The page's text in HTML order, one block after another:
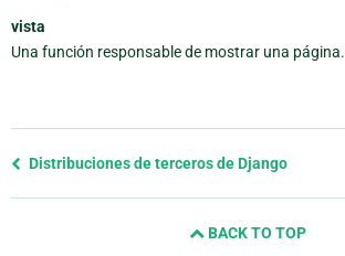
vista
Una función responsable de mostrar una página.
Previous
Distribuciones de terceros de Django
BACK TO TOP